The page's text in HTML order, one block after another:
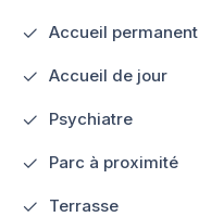
Accueil permanent
Accueil de jour
Psychiatre
Parc à proximité
Terrasse